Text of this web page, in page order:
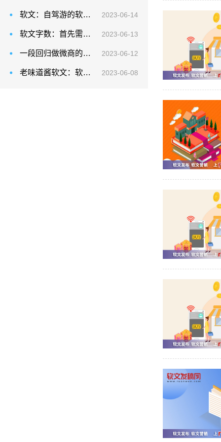
软文：自驾游的软文应该怎么样去做推广？ 2023-06-14
软文字数：首先需要确定目标受众是谁，以便编写针对他们的软文 2023-06-13
一段回归做微商的软文：在写作过程中，要注重使用与长尾关键词相关的主题和内容 2023-06-12
老味道酱软文：软文写作中，我们要考虑软文的历史沉淀 2023-06-08